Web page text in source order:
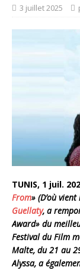
3 juillet 2025
TUNIS, 1 juil.
From» (D’où
Guellaty, a
Award» du
Festival du Film
Malte, du 21 au
Alyssa, a